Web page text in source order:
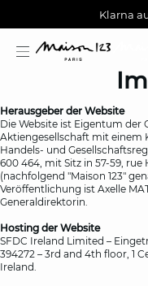
Kostenlose
AGUA :Klarna
Herausgeber der Website
Die Website ist Eigentum der
Aktiengesellschaft mit einem
Handels- und
600 464, mit Sitz in 57-59, rue
(nachfolgend "Maison 123"
Veröffentlichung ist Axelle
Generaldirektorin.
Hosting der Website
SFDC Ireland Limited –
394272 – 3rd and 4th floor, 1
Ireland.